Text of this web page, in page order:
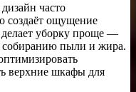
часто
создаёт ощущение
уборку проще —
собиранию пыли и жира.
верхние шкафы для